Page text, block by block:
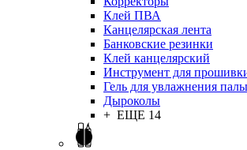
Клей ПВА
Канцелярская лента
Банковские резинки
Клей канцелярский
Инструмент для
Гель для увлажнения
Дыроколы
+ ЕЩЕ 14